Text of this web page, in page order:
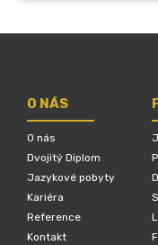
O NÁS
O nás
Dvojitý Diplom
Jazykové pobyty
Kariéra
Reference
Kontakt